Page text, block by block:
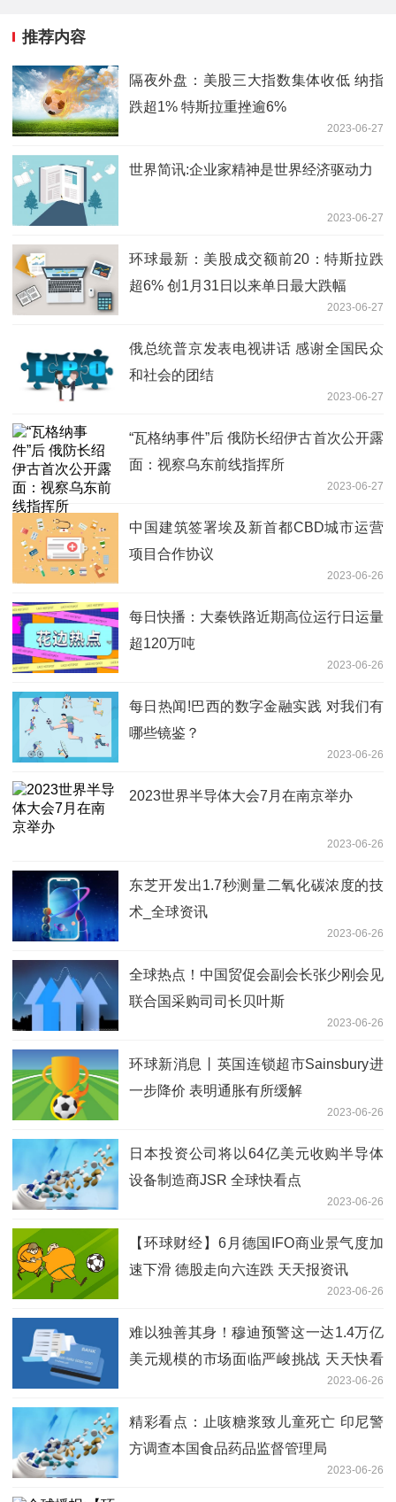
推荐内容
隔夜外盘：美股三大指数集体收低 纳指
跌超1% 特斯拉重挫逾6%
2023-06-27
世界简讯:企业家精神是世界经济驱动力
2023-06-27
环球最新：美股成交额前20：特斯拉跌
超6% 创1月31日以来单日最大跌幅
2023-06-27
俄总统普京发表电视讲话 感谢全国民众
和社会的团结
2023-06-27
“瓦格纳事件”后 俄防长绍伊古首次公开露
面：视察乌东前线指挥所
2023-06-27
中国建筑签署埃及新首都CBD城市运营
项目合作协议
2023-06-26
每日快播：大秦铁路近期高位运行日运量
超120万吨
2023-06-26
每日热闻!巴西的数字金融实践 对我们有
哪些镜鉴？
2023-06-26
2023世界半导体大会7月在南京举办
2023-06-26
东芝开发出1.7秒测量二氧化碳浓度的技
术_全球资讯
2023-06-26
全球热点！中国贸促会副会长张少刚会见
联合国采购司司长贝叶斯
2023-06-26
环球新消息丨英国连锁超市Sainsbury进
一步降价 表明通胀有所缓解
2023-06-26
日本投资公司将以64亿美元收购半导体
设备制造商JSR 全球快看点
2023-06-26
【环球财经】6月德国IFO商业景气度加
速下滑 德股走向六连跌 天天报资讯
2023-06-26
难以独善其身！穆迪预警这一达1.4万亿
美元规模的市场面临严峻挑战 天天快看
2023-06-26
精彩看点：止咳糖浆致儿童死亡 印尼警
方调查本国食品药品监督管理局
2023-06-26